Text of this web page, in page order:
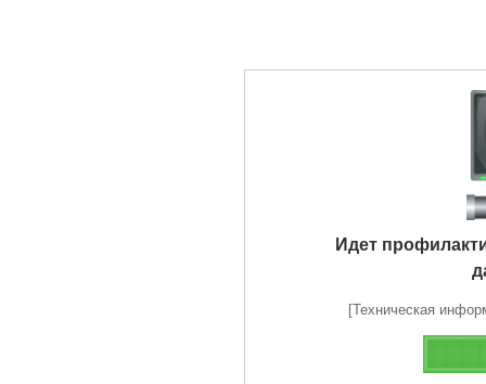
Идет
[Техническая